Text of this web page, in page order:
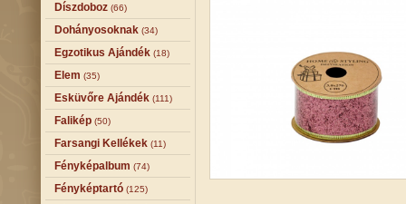
Díszdoboz (66)
Dohányosoknak (34)
Egzotikus Ajándék (18)
Elem (35)
Esküvőre Ajándék (111)
Falikép (50)
Farsangi Kellékek (11)
Fényképalbum (74)
Fényképtartó (125)